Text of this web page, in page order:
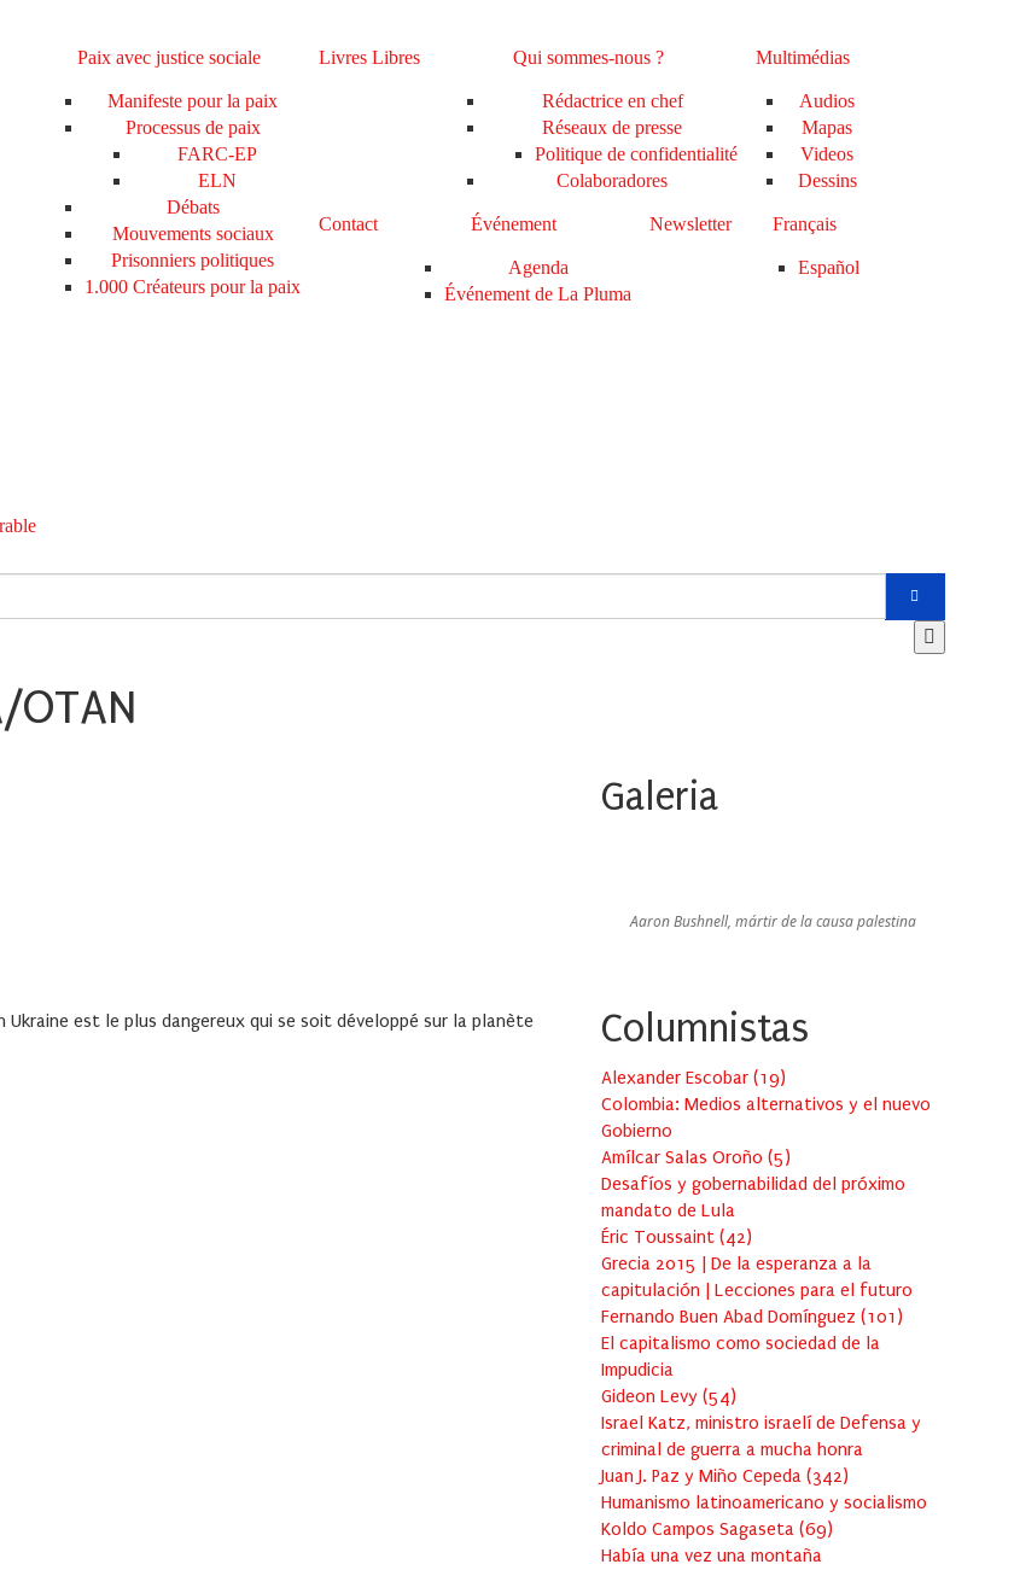
Paix avec justice sociale
Manifeste pour la paix
Processus de paix
FARC-EP
ELN
Débats
Mouvements sociaux
Prisonniers politiques
1.000 Créateurs pour la paix
Livres Libres Qui sommes-nous ?
Rédactrice en chef
Réseaux de presse
Politique de confidentialité
Colaboradores
Multimédias
Audios
Mapas
Videos
Dessins
Contact Événement
Agenda
Événement de La Pluma
Newsletter Français
Español
OTAN
Ukraine est le plus dangereux qui se soit développé sur la planète
Galeria
Aaron Bushnell, mártir de la causa palestina
Columnistas
Alexander Escobar (19)
Colombia: Medios alternativos y el nuevo
Gobierno
Amílcar Salas Oroño (5)
Desafíos y gobernabilidad del próximo
mandato de Lula
Éric Toussaint (42)
Grecia 2015 | De la esperanza a la
capitulación | Lecciones para el futuro
Fernando Buen Abad Domínguez (101 )
El capitalismo como sociedad de la
Impudicia
Gideon Levy (54)
Israel Katz, ministro israelí de Defensa y
criminal de guerra a mucha honra
Juan J. Paz y Miño Cepeda (342)
Humanismo latinoamericano y socialismo
Koldo Campos Sagaseta (69)
Había una vez una montaña